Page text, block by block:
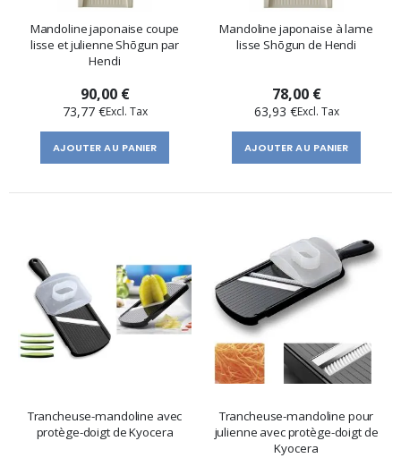
Mandoline japonaise coupe
lisse et julienne Shōgun par
Hendi
90,00 €
73,77 €
AJOUTER AU PANIER
Mandoline japonaise à lame
lisse Shōgun de Hendi
78,00 €
63,93 €
AJOUTER AU PANIER
Trancheuse-mandoline avec
protège-doigt de Kyocera
Trancheuse-mandoline pour
julienne avec protège-doigt de
Kyocera